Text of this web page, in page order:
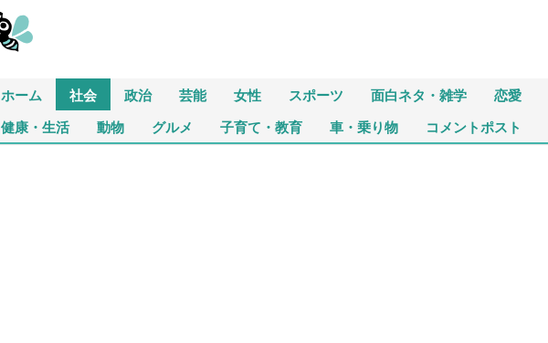
ホーム 社会 政治 芸能 女性 スポーツ 面白ネタ・雑学 恋愛
健康・生活 動物 グルメ 子育て・教育 車・乗り物 コメントポスト